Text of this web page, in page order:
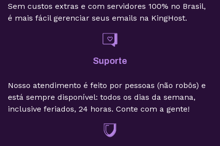
Sem custos extras e com servidores 100% no Brasil,
é mais fácil gerenciar seus emails na KingHost.
Suporte
Nosso atendimento é feito por pessoas (não robôs) e
está sempre disponível: todos os dias da semana,
inclusive feriados, 24 horas. Conte com a gente!